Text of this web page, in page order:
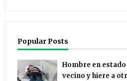
Popular Posts
Hombre en
vecino y hiere a